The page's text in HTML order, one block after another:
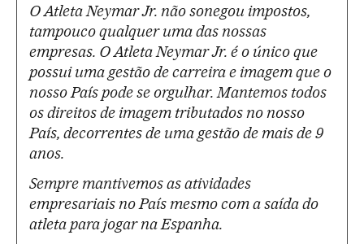
O Atleta Neymar Jr. não sonegou impostos,
tampouco qualquer uma das nossas
empresas. O Atleta Neymar Jr. é o único que
possui uma gestão de carreira e imagem que o
nosso País pode se orgulhar. Mantemos todos
os direitos de imagem tributados no nosso
País, decorrentes de uma gestão de mais de 9
anos.
Sempre mantivemos as atividades
empresariais no País mesmo com a saída do
atleta para jogar na Espanha.